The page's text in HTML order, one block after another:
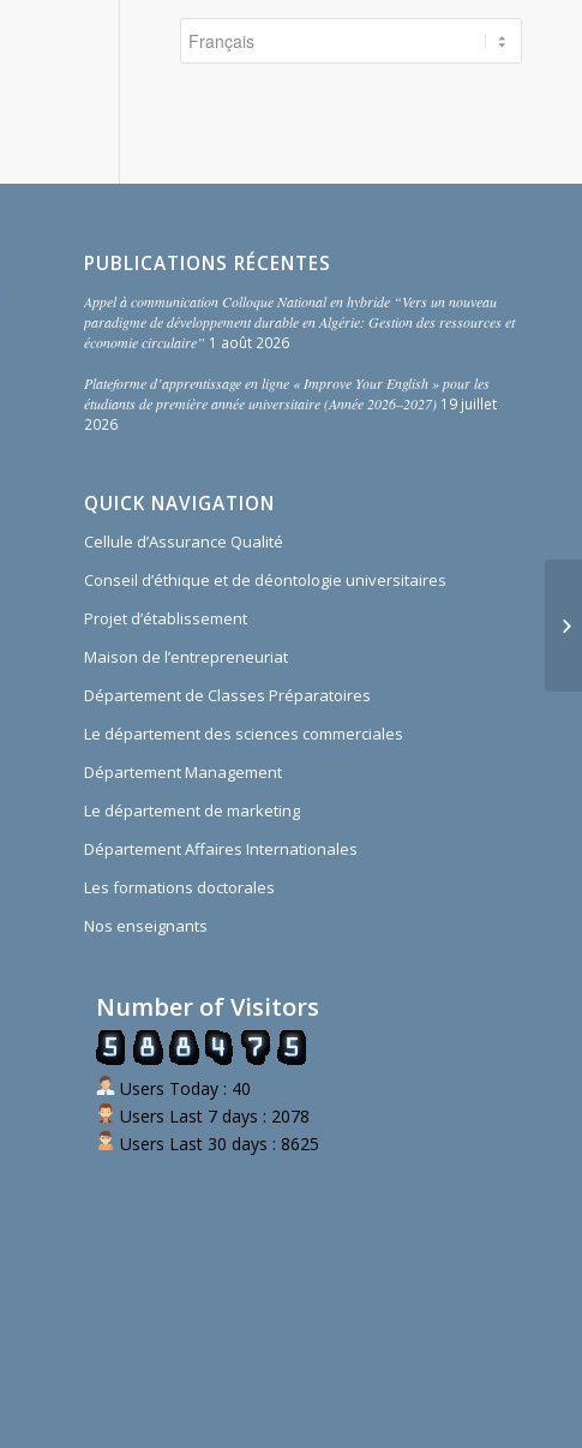
Choisir
une
PUBLICATIONS RÉCENTES
Appel à communication Colloque National en hybride “Vers un nouveau
paradigme de développement durable en Algérie: Gestion des ressources et
économie circulaire” 1 août 2026
Plateforme d’apprentissage en ligne « Improve Your English » pour les
étudiants de première année universitaire (Année 2026–2027) 19 juillet
2026
QUICK NAVIGATION
Cellule d’Assurance Qualité
Conseil d’éthique et de déontologie universitaires
Projet d’établissement
Maison de l’entrepreneuriat
Département de Classes Préparatoires
Le département des sciences commerciales
Département Management
Le département de marketing
Département Affaires Internationales
Les formations doctorales
Nos enseignants
Number of Visitors
Users Today : 40
Users Last 7 days : 2078
Users Last 30 days : 8625